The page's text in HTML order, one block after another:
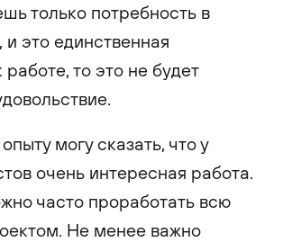
только потребность в
и это единственная
то это не будет
могу сказать, что у
очень интересная работа.
часто проработать всю
Не менее важно